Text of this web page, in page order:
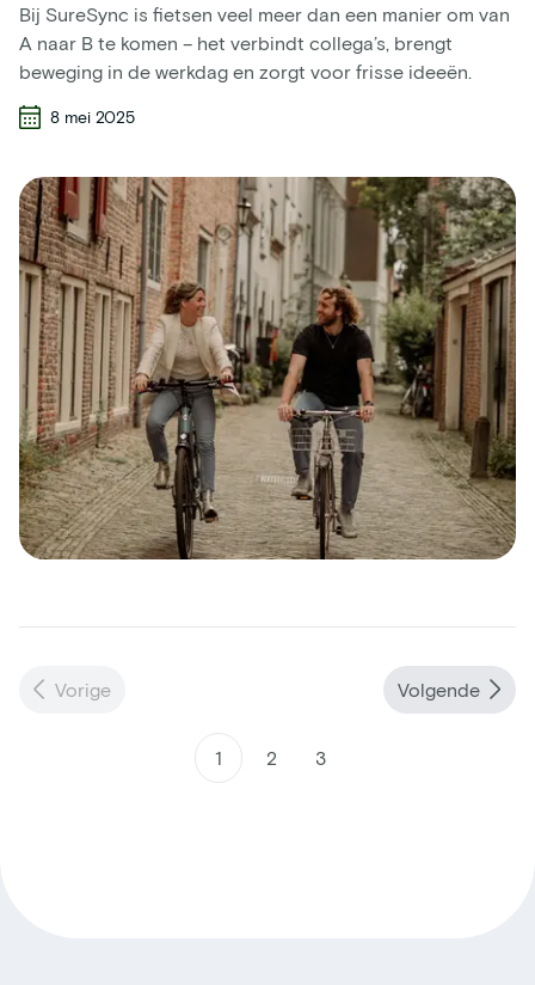
Bij SureSync is fietsen veel meer dan een manier om van
A naar B te komen – het verbindt collega’s, brengt
beweging in de werkdag en zorgt voor frisse ideeën.
8 mei 2025
Vorige Volgende
1 2 3